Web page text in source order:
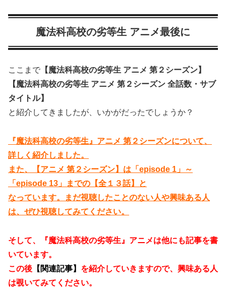
魔法科高校の劣等生 アニメ最後に
ここまで 【魔法科高校の劣等生 アニメ 第２シーズン】
【魔法科高校の劣等生 アニメ 第２シーズン 全話数・サブ
タイトル】
と紹介してきましたが、いかがだったでしょうか？
『魔法科高校の劣等生』アニメ 第２シーズンについて、
詳しく紹介しました。
また、【アニメ 第２シーズン】は「episode 1」～
「episode 13」までの【全１３話】と
なっています。まだ視聴したことのない人や興味ある人
は、ぜひ視聴してみてください。
そして、『魔法科高校の劣等生』アニメは他にも記事を書
いています。
この後 【関連記事】 を紹介していきますので、興味ある人
は覗いてみてください。